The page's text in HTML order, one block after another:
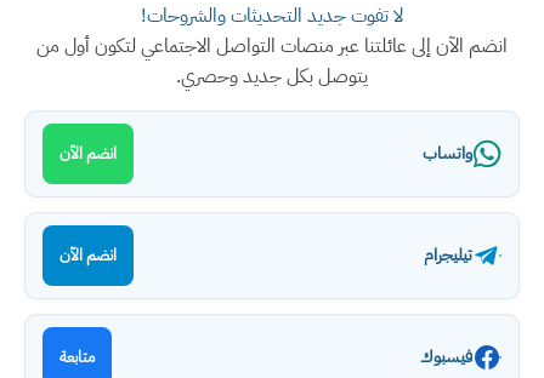
لا تفوت جديد التحديثات والشروحات!
انضم الآن إلى عائلتنا عبر منصات التواصل الاجتماعي لتكون أول من
يتوصل بكل جديد وحصري.
واتساب انضم الآن
تيليجرام انضم الآن
فيسبوك متابعة